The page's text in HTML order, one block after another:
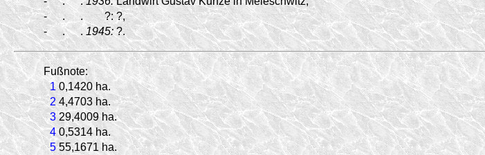
-
. . ?: ?,
-
. . 1945: ?.
Fußnote:
1 0,1420 ha.
2 4,4703 ha.
3 29,4009 ha.
4 0,5314 ha.
5 55,1671 ha.